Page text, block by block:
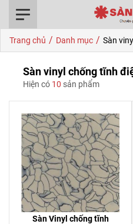
Trang chủ / Danh mục / Sàn
Sàn vinyl chống tĩnh
Hiện có 10 sản phẩm
Sàn Vinyl chống tĩnh